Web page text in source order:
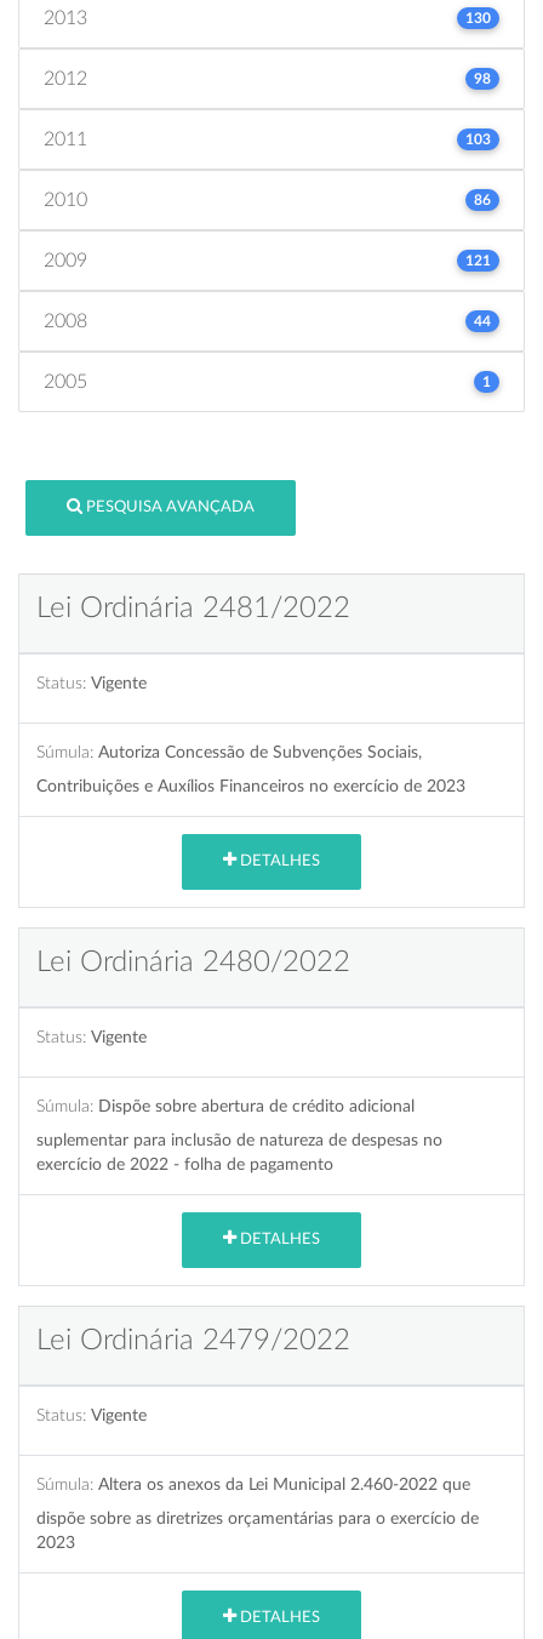
2013 130
2012 98
2011 103
2010 86
2009 121
2008 44
2005 1
PESQUISA AVANÇADA
Lei Ordinária 2481/2022
Status: Vigente
Súmula: Autoriza Concessão de Subvenções Sociais,
Contribuições e Auxílios Financeiros no exercício de 2023
DETALHES
Lei Ordinária 2480/2022
Status: Vigente
Súmula: Dispõe sobre abertura de crédito adicional
suplementar para inclusão de natureza de despesas no
exercício de 2022 - folha de pagamento
DETALHES
Lei Ordinária 2479/2022
Status: Vigente
Súmula: Altera os anexos da Lei Municipal 2.460-2022 que
dispõe sobre as diretrizes orçamentárias para o exercício de
2023
DETALHES